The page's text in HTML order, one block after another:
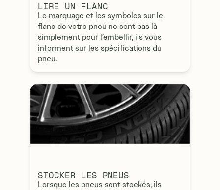
LIRE UN FLANC
Le marquage et les symboles sur le
flanc de votre pneu ne sont pas là
simplement pour l’embellir, ils vous
informent sur les spécifications du
pneu.
STOCKER LES PNEUS
Lorsque les pneus sont stockés, ils